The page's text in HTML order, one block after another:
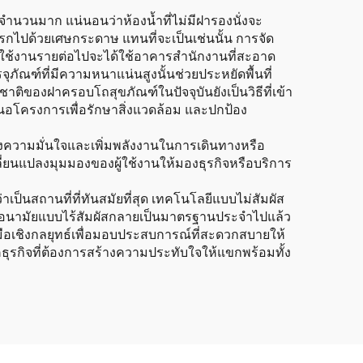
นวนมาก แน่นอนว่าห้องน้ำที่ไม่มีฝารองนั่งจะ
ไปด้วยเศษกระดาษ แทนที่จะเป็นเช่นนั้น การจัด
ช้งานรายต่อไปจะได้ใช้อาคารสำนักงานที่สะอาด
จุภัณฑ์ที่มีความหนาแน่นสูงนั้นช่วยประหยัดพื้นที่
ติของฝาครอบโถสุขภัณฑ์ในปัจจุบันยังเป็นวิธีที่เข้า
โครงการเพื่อรักษาสิ่งแวดล้อม และปกป้อง
ามมั่นใจและเพิ่มพลังงานในการเดินทางหรือ
นแปลงมุมมองของผู้ใช้งานให้มองธุรกิจหรือบริการ
เป็นสถานที่ที่ทันสมัยที่สุด เทคโนโลยีแบบไม่สัมผัส
ามัยแบบไร้สัมผัสกลายเป็นมาตรฐานประจำไปแล้ว
เชิงกลยุทธ์เพื่อมอบประสบการณ์ที่สะดวกสบายให้
กิจที่ต้องการสร้างความประทับใจให้แขกพร้อมทั้ง